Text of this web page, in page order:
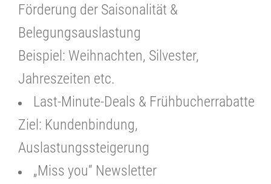
Förderung der Saisonalität &
Belegungsauslastung
Beispiel: Weihnachten, Silvester,
Jahreszeiten etc.
Last-Minute-Deals & Frühbucherrabatte
Ziel: Kundenbindung,
Auslastungssteigerung
„Miss you“ Newsletter